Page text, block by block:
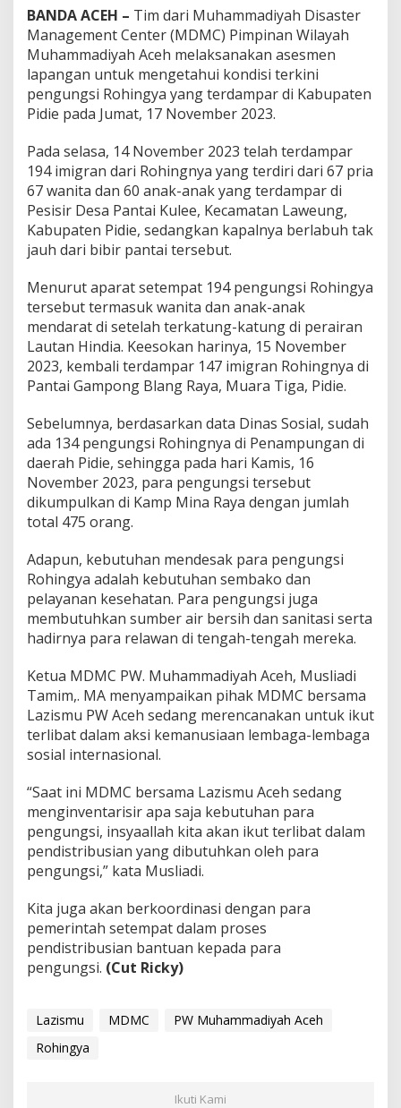
BANDA ACEH – Tim dari Muhammadiyah Disaster
Management Center (MDMC) Pimpinan Wilayah
Muhammadiyah Aceh melaksanakan asesmen
lapangan untuk mengetahui kondisi terkini
pengungsi Rohingya yang terdampar di Kabupaten
Pidie pada Jumat, 17 November 2023.
Pada selasa, 14 November 2023 telah terdampar
194 imigran dari Rohingnya yang terdiri dari 67 pria
67 wanita dan 60 anak-anak yang terdampar di
Pesisir Desa Pantai Kulee, Kecamatan Laweung,
Kabupaten Pidie, sedangkan kapalnya berlabuh tak
jauh dari bibir pantai tersebut.
Menurut aparat setempat 194 pengungsi Rohingya
tersebut termasuk wanita dan anak-anak
mendarat di setelah terkatung-katung di perairan
Lautan Hindia. Keesokan harinya, 15 November
2023, kembali terdampar 147 imigran Rohingnya di
Pantai Gampong Blang Raya, Muara Tiga, Pidie.
Sebelumnya, berdasarkan data Dinas Sosial, sudah
ada 134 pengungsi Rohingnya di Penampungan di
daerah Pidie, sehingga pada hari Kamis, 16
November 2023, para pengungsi tersebut
dikumpulkan di Kamp Mina Raya dengan jumlah
total 475 orang.
Adapun, kebutuhan mendesak para pengungsi
Rohingya adalah kebutuhan sembako dan
pelayanan kesehatan. Para pengungsi juga
membutuhkan sumber air bersih dan sanitasi serta
hadirnya para relawan di tengah-tengah mereka.
Ketua MDMC PW. Muhammadiyah Aceh, Musliadi
Tamim,. MA menyampaikan pihak MDMC bersama
Lazismu PW Aceh sedang merencanakan untuk ikut
terlibat dalam aksi kemanusiaan lembaga-lembaga
sosial internasional.
“Saat ini MDMC bersama Lazismu Aceh sedang
menginventarisir apa saja kebutuhan para
pengungsi, insyaallah kita akan ikut terlibat dalam
pendistribusian yang dibutuhkan oleh para
pengungsi,” kata Musliadi.
Kita juga akan berkoordinasi dengan para
pemerintah setempat dalam proses
pendistribusian bantuan kepada para
pengungsi. (Cut Ricky)
Lazismu MDMC
PW Muhammadiyah Aceh
Rohingya
Ikuti Kami